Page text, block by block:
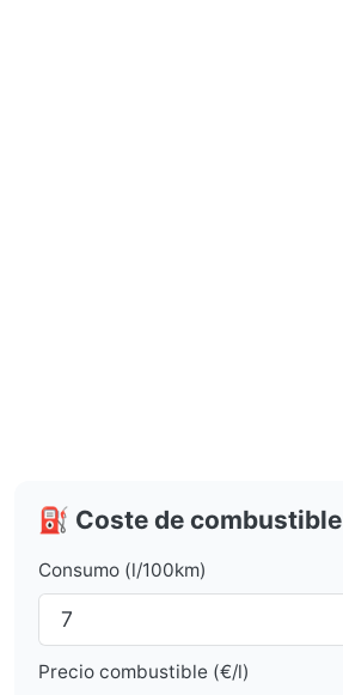
⛽ Coste de combustible
Consumo (l/100km)
Precio combustible (€/l)